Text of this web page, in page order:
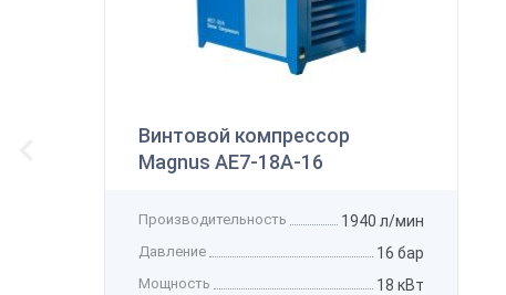
Винтовой компрессор
Magnus АЕ7-18А-16
Производительность 1940 л/мин
Давление 16 бар
Мощность 18 кВт